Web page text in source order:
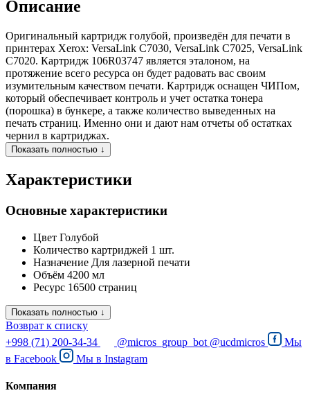
Описание
Оригинальный картридж голубой, произведён для печати в
принтерах Xerox: VersaLink C7030, VersaLink C7025, VersaLink
C7020. Картридж 106R03747 является эталоном, на
протяжение всего ресурса он будет радовать вас своим
изумительным качеством печати. Картридж оснащен ЧИПом,
который обеспечивает контроль и учет остатка тонера
(порошка) в бункере, а также количество выведенных на
печать страниц. Именно они и дают нам отчеты об остатках
чернил в картриджах.
Показать полностью ↓
Характеристики
Основные характеристики
Цвет Голубой
Количество картриджей 1 шт.
Назначение Для лазерной печати
Объём 4200 мл
Ресурс 16500 страниц
Показать полностью ↓
Возврат к списку
+998 (71) 200-34-34
@micros_group_bot @ucdmicros
Мы
в Facebook Мы в Instagram
Компания